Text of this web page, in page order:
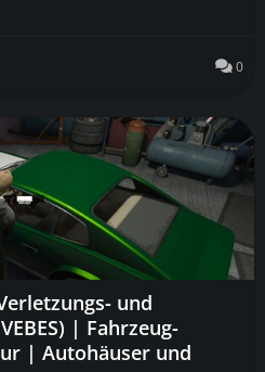
0
und
| Fahrzeug-
| Autohäuser und